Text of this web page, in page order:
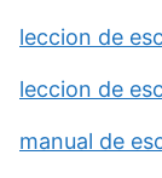
leccion de
leccion de
manual de